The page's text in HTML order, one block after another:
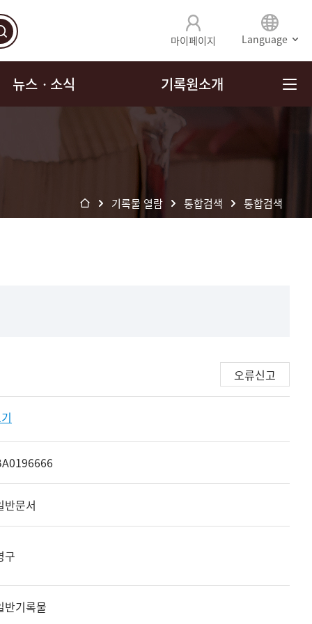
마이페이지 Language
뉴스ㆍ소식 기록원소개
기록물 열람 통합검색 통합검색
오류신고
반문서
구
반기록물